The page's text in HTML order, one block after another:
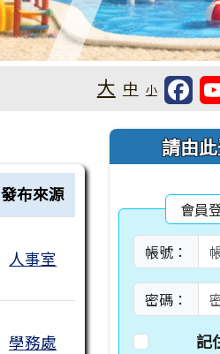
大 中 小
發布來源
人事室
學務處
右邊區域
請由
會員
帳號：
密碼：
記